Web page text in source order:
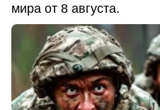
мира от 8 августа.